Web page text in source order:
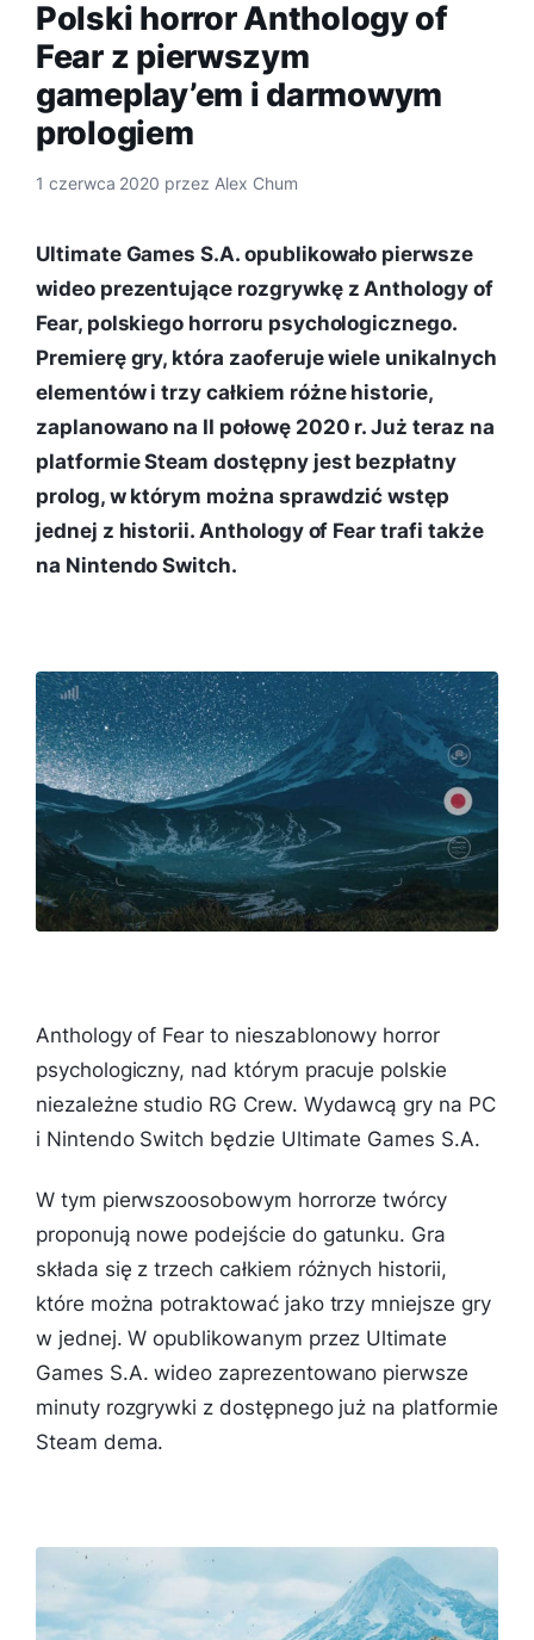
Polski horror Anthology of
Fear z pierwszym
gameplay’em i darmowym
prologiem
1 czerwca 2020 przez Alex Chum
Ultimate Games S.A. opublikowało pierwsze
wideo prezentujące rozgrywkę z Anthology of
Fear, polskiego horroru psychologicznego.
Premierę gry, która zaoferuje wiele unikalnych
elementów i trzy całkiem różne historie,
zaplanowano na II połowę 2020 r. Już teraz na
platformie Steam dostępny jest bezpłatny
prolog, w którym można sprawdzić wstęp
jednej z historii. Anthology of Fear trafi także
na Nintendo Switch.
Anthology of Fear to nieszablonowy horror
psychologiczny, nad którym pracuje polskie
niezależne studio RG Crew. Wydawcą gry na PC
i Nintendo Switch będzie Ultimate Games S.A.
W tym pierwszoosobowym horrorze twórcy
proponują nowe podejście do gatunku. Gra
składa się z trzech całkiem różnych historii,
które można potraktować jako trzy mniejsze gry
w jednej. W opublikowanym przez Ultimate
Games S.A. wideo zaprezentowano pierwsze
minuty rozgrywki z dostępnego już na platformie
Steam dema.